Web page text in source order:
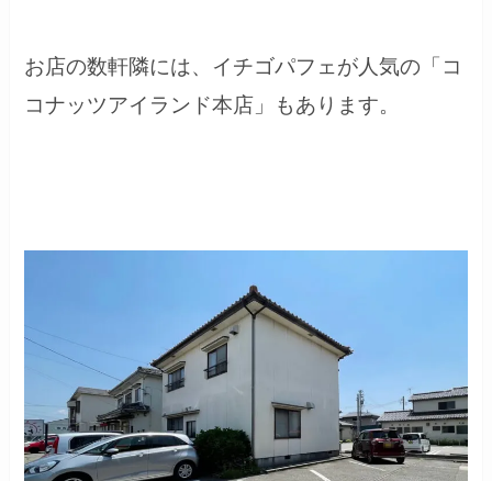
お店の数軒隣には、イチゴパフェが人気の「コ
コナッツアイランド本店」もあります。